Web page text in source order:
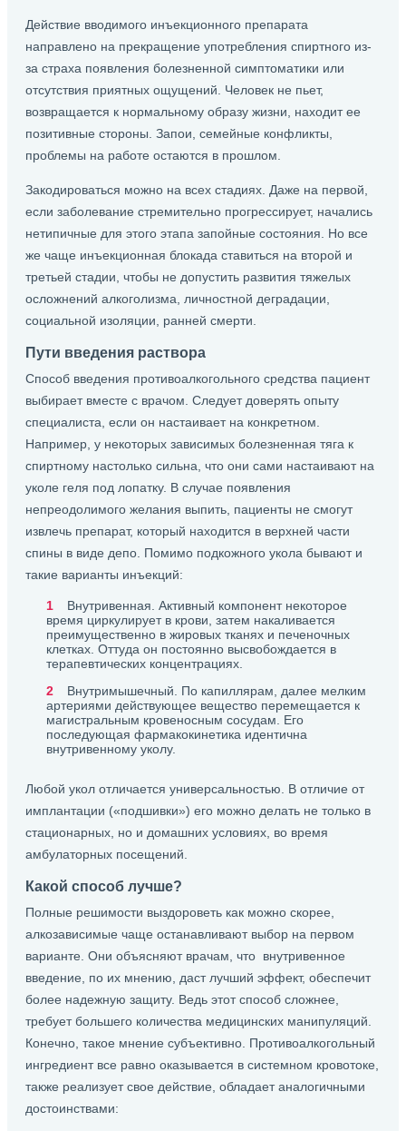
Действие вводимого инъекционного препарата
направлено на прекращение употребления спиртного из-
за страха появления болезненной симптоматики или
отсутствия приятных ощущений. Человек не пьет,
возвращается к нормальному образу жизни, находит ее
позитивные стороны. Запои, семейные конфликты,
проблемы на работе остаются в прошлом.
Закодироваться можно на всех стадиях. Даже на первой,
если заболевание стремительно прогрессирует, начались
нетипичные для этого этапа запойные состояния. Но все
же чаще инъекционная блокада ставиться на второй и
третьей стадии, чтобы не допустить развития тяжелых
осложнений алкоголизма, личностной деградации,
социальной изоляции, ранней смерти.
Пути введения раствора
Способ введения противоалкогольного средства пациент
выбирает вместе с врачом. Следует доверять опыту
специалиста, если он настаивает на конкретном.
Например, у некоторых зависимых болезненная тяга к
спиртному настолько сильна, что они сами настаивают на
уколе геля под лопатку. В случае появления
непреодолимого желания выпить, пациенты не смогут
извлечь препарат, который находится в верхней части
спины в виде депо. Помимо подкожного укола бывают и
такие варианты инъекций:
Внутривенная. Активный компонент некоторое
время циркулирует в крови, затем накаливается
преимущественно в жировых тканях и печеночных
клетках. Оттуда он постоянно высвобождается в
терапевтических концентрациях.
Внутримышечный. По капиллярам, далее мелким
артериями действующее вещество перемещается к
магистральным кровеносным сосудам. Его
последующая фармакокинетика идентична
внутривенному уколу.
Любой укол отличается универсальностью. В отличие от
имплантации («подшивки») его можно делать не только в
стационарных, но и домашних условиях, во время
амбулаторных посещений.
Какой способ лучше?
Полные решимости выздороветь как можно скорее,
алкозависимые чаще останавливают выбор на первом
варианте. Они объясняют врачам, что внутривенное
введение, по их мнению, даст лучший эффект, обеспечит
более надежную защиту. Ведь этот способ сложнее,
требует большего количества медицинских манипуляций.
Конечно, такое мнение субъективно. Противоалкогольный
ингредиент все равно оказывается в системном кровотоке,
также реализует свое действие, обладает аналогичными
достоинствами: